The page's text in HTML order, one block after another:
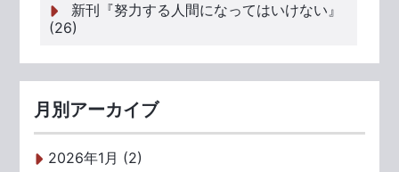
新刊『努力する人間になってはいけない』
(26)
月別アーカイブ
2026年1月 (2)